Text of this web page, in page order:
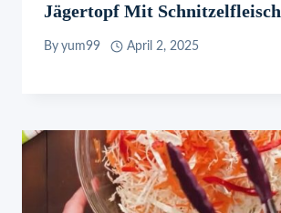
Jägertopf Mit Schnitzelfleisch
By yum99 April 2, 2025